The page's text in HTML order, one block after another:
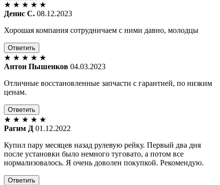
★ ★ ★ ★ ★
Денис С. 08.12.2023
Хорошая компания сотрудничаем с ними давно, молодцы
Ответить
★ ★ ★ ★ ★
Антон Пышенков 04.03.2023
Отличные восстановленные запчасти с гарантией, по низким
ценам.
Ответить
★ ★ ★ ★ ★
Рагим Д 01.12.2022
Купил пару месяцев назад рулевую рейку. Первый два дня
после установки было немного туговато, а потом все
нормализовалось. Я очень доволен покупкой. Рекомендую.
Ответить